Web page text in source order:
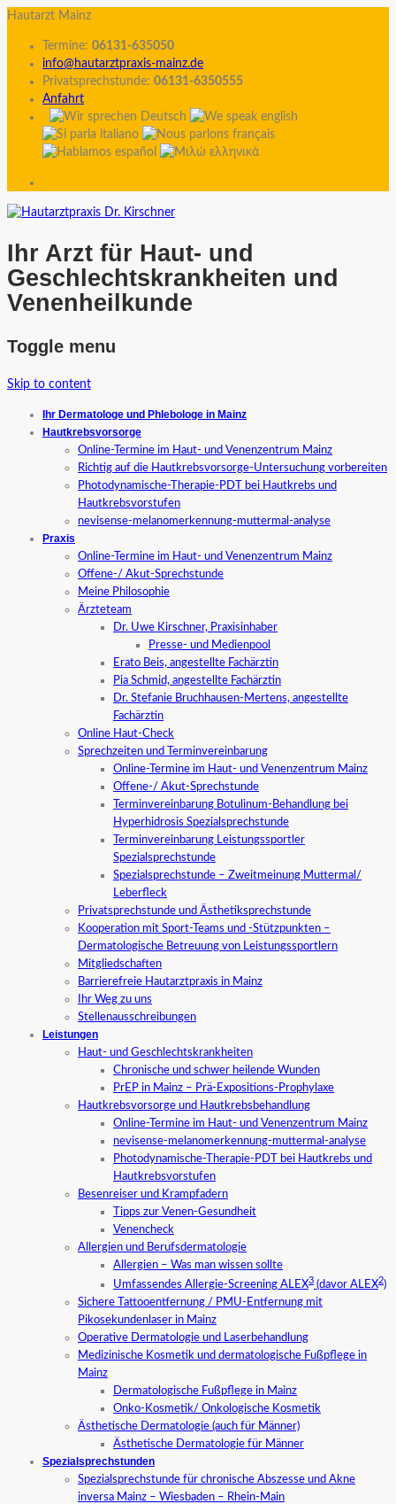
Hautarzt Mainz
Termine: 06131-635050
info@hautarztpraxis-mainz.de
Privatsprechstunde: 06131-6350555
Anfahrt
Ihr Arzt für Haut- und
Geschlechtskrankheiten und
Venenheilkunde
Toggle menu
Skip to content
Ihr Dermatologe und Phlebologe in Mainz
Hautkrebsvorsorge
Online-Termine im Haut- und Venenzentrum Mainz
Richtig auf die Hautkrebsvorsorge-Untersuchung vorbereiten
Photodynamische-Therapie-PDT bei Hautkrebs und
Hautkrebsvorstufen
nevisense-melanomerkennung-muttermal-analyse
Praxis
Online-Termine im Haut- und Venenzentrum Mainz
Offene-/ Akut-Sprechstunde
Meine Philosophie
Ärzteteam
Dr. Uwe Kirschner, Praxisinhaber
Presse- und Medienpool
Erato Beis, angestellte Fachärztin
Pia Schmid, angestellte Fachärztin
Dr. Stefanie Bruchhausen-Mertens, angestellte
Fachärztin
Online Haut-Check
Sprechzeiten und Terminvereinbarung
Online-Termine im Haut- und Venenzentrum Mainz
Offene-/ Akut-Sprechstunde
Terminvereinbarung Botulinum-Behandlung bei
Hyperhidrosis Spezialsprechstunde
Terminvereinbarung Leistungssportler
Spezialsprechstunde
Spezialsprechstunde – Zweitmeinung Muttermal/
Leberfleck
Privatsprechstunde und Ästhetiksprechstunde
Kooperation mit Sport-Teams und -Stützpunkten –
Dermatologische Betreuung von Leistungssportlern
Mitgliedschaften
Barrierefreie Hautarztpraxis in Mainz
Ihr Weg zu uns
Stellenausschreibungen
Leistungen
Haut- und Geschlechtskrankheiten
Chronische und schwer heilende Wunden
PrEP in Mainz – Prä-Expositions-Prophylaxe
Hautkrebsvorsorge und Hautkrebsbehandlung
Online-Termine im Haut- und Venenzentrum Mainz
nevisense-melanomerkennung-muttermal-analyse
Photodynamische-Therapie-PDT bei Hautkrebs und
Hautkrebsvorstufen
Besenreiser und Krampfadern
Tipps zur Venen-Gesundheit
Venencheck
Allergien und Berufsdermatologie
Allergien – Was man wissen sollte
Umfassendes Allergie-Screening ALEX3 (davor ALEX2)
Sichere Tattooentfernung / PMU-Entfernung mit
Pikosekundenlaser in Mainz
Operative Dermatologie und Laserbehandlung
Medizinische Kosmetik und dermatologische Fußpflege in
Mainz
Dermatologische Fußpflege in Mainz
Onko-Kosmetik/ Onkologische Kosmetik
Ästhetische Dermatologie (auch für Männer)
Ästhetische Dermatologie für Männer
Spezialsprechstunden
Spezialsprechstunde für chronische Abszesse und Akne
inversa Mainz – Wiesbaden – Rhein-Main